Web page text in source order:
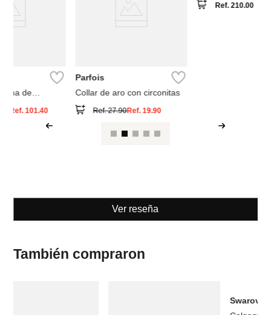
Parfois
Collar de aro con circonitas
Ref. Ref. 19.90
Swarovski
Colgante Mesmera
Ver reseña
También compraron